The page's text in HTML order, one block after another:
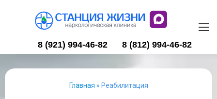
8 (921) 994-46-82 8 (812) 994-46-82
Главная » Реабилитация